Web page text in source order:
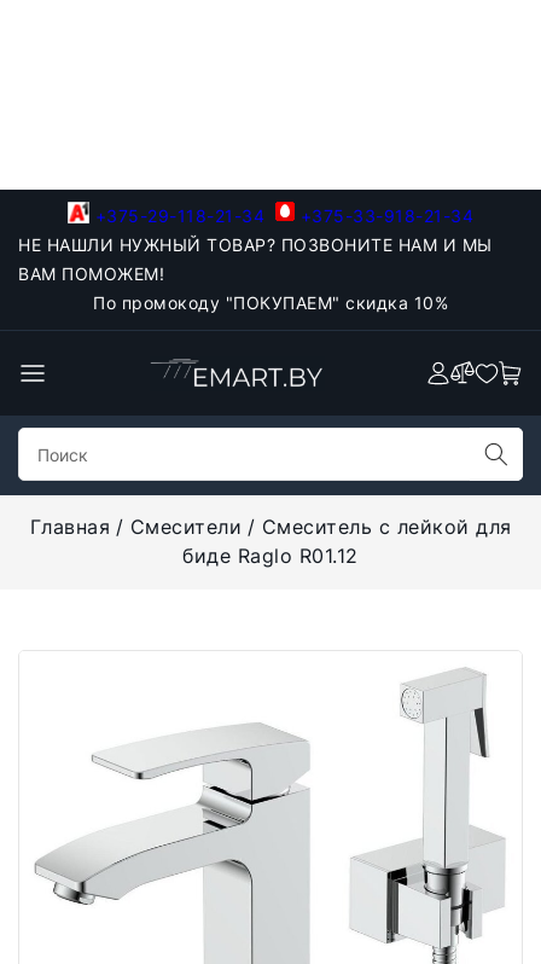
+375-29-118-21-34
+375-33-918-21-34
НЕ НАШЛИ НУЖНЫЙ ТОВАР? ПОЗВОНИТЕ НАМ И МЫ
ВАМ ПОМОЖЕМ!
По промокоду "ПОКУПАЕМ" скидка 10%
Главная Смесители
Смеситель с лейкой для
биде Raglo R01.12